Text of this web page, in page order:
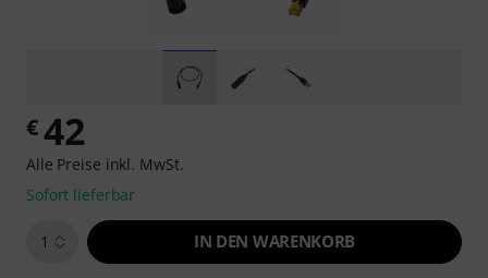
€42
Alle Preise inkl. MwSt.
Sofort lieferbar
1 IN DEN WARENKORB